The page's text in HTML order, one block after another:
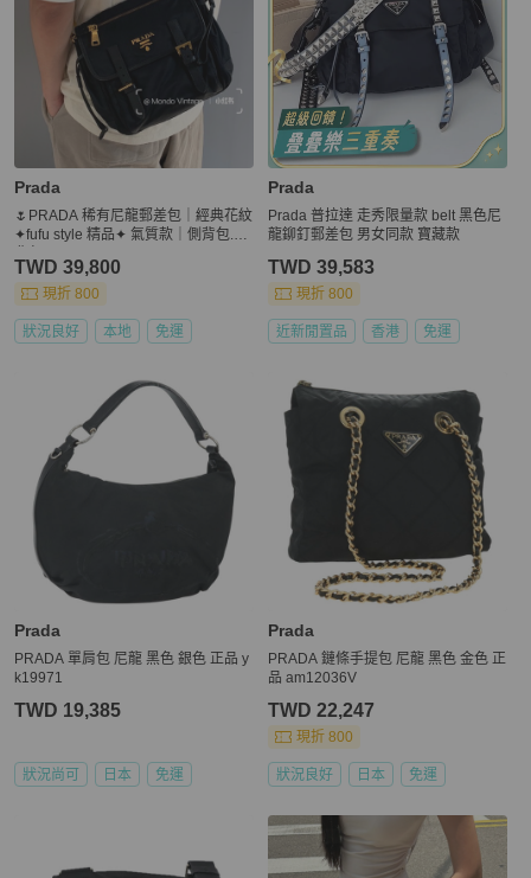
Prada
🌷PRADA 稀有尼龍郵差包｜經典花紋
✦fufu style 精品✦ 氣質款｜側背包.斜
TWD 39,800
現折 800
狀況良好 本地 免運
Prada
Prada 普拉達 走秀限量款 belt 黑色尼
龍鉚釘郵差包 男女同款 寶藏款
TWD 39,583
現折 800
近新閒置品 香港 免運
Prada
PRADA 單肩包 尼龍 黑色 銀色 正品 y
k19971
TWD 19,385
狀況尚可 日本 免運
Prada
PRADA 鏈條手提包 尼龍 黑色 金色 正
品 am12036V
TWD 22,247
現折 800
狀況良好 日本 免運